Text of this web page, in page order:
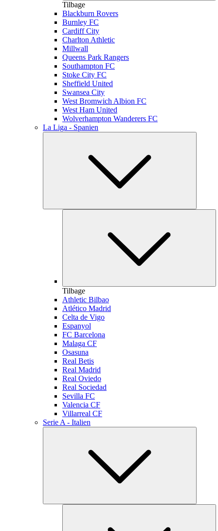
Tilbage
Blackburn Rovers
Burnley FC
Cardiff City
Charlton Athletic
Millwall
Queens Park Rangers
Southampton FC
Stoke City FC
Sheffield United
Swansea City
West Bromwich Albion FC
West Ham United
Wolverhampton Wanderers FC
La Liga - Spanien
Tilbage
Athletic Bilbao
Atlético Madrid
Celta de Vigo
Espanyol
FC Barcelona
Malaga CF
Osasuna
Real Betis
Real Madrid
Real Oviedo
Real Sociedad
Sevilla FC
Valencia CF
Villarreal CF
Serie A - Italien